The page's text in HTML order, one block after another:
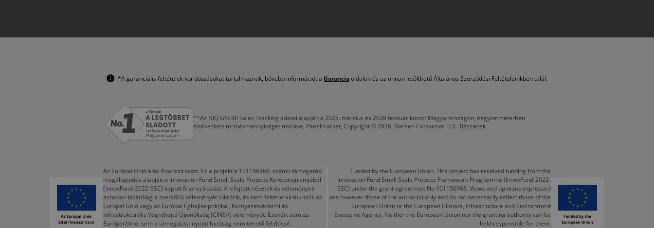
*A garanciális feltételek korlátozásokat tartalmaznak, bővebb információt a Garanciaoldalon és az onnan letölthető Általános Szerződési Feltételeinkben talál.
**Az NIQ GfK MI Sales Tracking adatai alapján a 2025. március és 2026 február között Magyarországon, négyzetméterben
értékesített termékmennyiséget tekintve, Panelmarket, Copyright © 2026, Nielsen Consumer, LLC. Részletek
Az Európai Unió által finanszírozott. Ez a projekt a 101156968. számú támogatási
megállapodás alapján a Innovation Fund Small Scale Projects Keretprogramjából
(InnovFund-2022-SSC) kapott finanszírozást. A kifejtett nézetek és vélemények
azonban kizárólag a szerző(k) véleményét tükrözik, és nem feltétlenül tükrözik az
Európai Unió vagy az Európai Éghajlat-politikai, Környezetvédelmi és
Infrastrukturális Végrehajtó Ügynökség (CINEA) véleményét. Ezekért sem az
Európai Unió, sem a támogatást nyújtó hatóság nem tehető felelőssé.
Funded by the European Union. This project has received funding from the
Innovation Fund Small Scale Projects Framework Programme (InnovFund-2022-
SSC) under the grant agreement No 101156968. Views and opinions expressed
are however those of the author(s) only and do not necessarily reflect those of the
European Union or the European Climate, Infrastructure and Environment
Executive Agency. Neither the European Union nor the granting authority can be
held responsible for them.